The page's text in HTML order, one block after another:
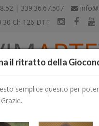
| 339.36.67.507
Ch 126 DTT
il ritratto della
semplice quesito per